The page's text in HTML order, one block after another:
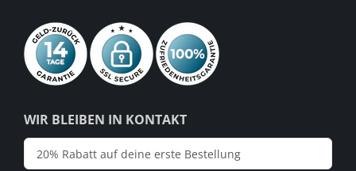
WIR BLEIBEN IN KONTAKT